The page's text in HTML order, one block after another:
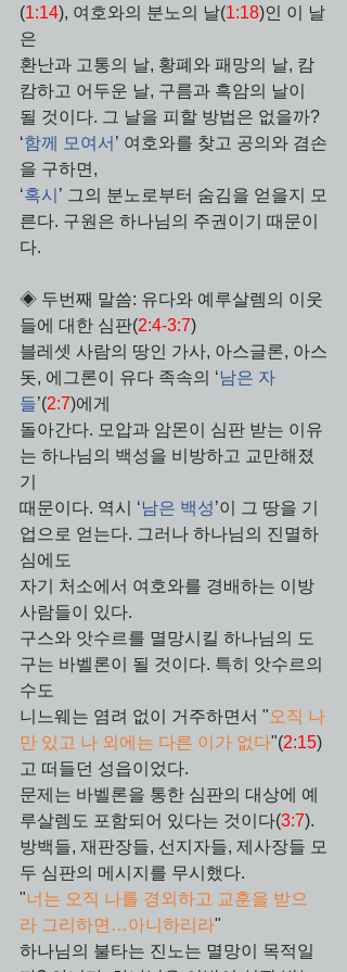
(1:14), 여호와의 분노의 날(1:18)인 이 날
은
환난과 고통의 날, 황폐와 패망의 날, 캄
캄하고 어두운 날, 구름과 흑암의 날이
될 것이다. 그 날을 피할 방법은 없을까?
‘함께 모여서 ’ 여호와를 찾고 공의와 겸손
을 구하면,
‘혹시 ’ 그의 분노로부터 숨김을 얻을지 모
른다. 구원은 하나님의 주권이기 때문이
다.
◈ 두번째 말씀: 유다와 예루살렘의 이웃
들에 대한 심판(2:4-3:7)
블레셋 사람의 땅인 가사, 아스글론, 아스
돗, 에그론이 유다 족속의 ‘남은 자
들’(2:7)에게
돌아간다. 모압과 암몬이 심판 받는 이유
는 하나님의 백성을 비방하고 교만해졌
기
때문이다. 역시 ‘남은 백성’이 그 땅을 기
업으로 얻는다. 그러나 하나님의 진멸하
심에도
자기 처소에서 여호와를 경배하는 이방
사람들이 있다.
구스와 앗수르를 멸망시킬 하나님의 도
구는 바벨론이 될 것이다. 특히 앗수르의
수도
니느웨는 염려 없이 거주하면서 "오직 나
만 있고 나 외에는 다른 이가 없다"(2:15)
고 떠들던 성읍이었다.
문제는 바벨론을 통한 심판의 대상에 예
루살렘도 포함되어 있다는 것이다(3:7).
방백들, 재판장들, 선지자들, 제사장들 모
두 심판의 메시지를 무시했다.
"너는 오직 나를 경외하고 교훈을 받으
라 그리하면…아니하리라"
하나님의 불타는 진노는 멸망이 목적일